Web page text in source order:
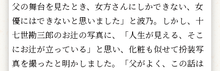
父の舞台を見たとき、女方さんにしかできない、女
優にはできないと思いました」と波乃。しかし、十
七世勘三郎のお辻の写真に、「人生が見える、そこ
にお辻が立っている」と思い、化粧も似せて扮装写
真を撮ったと明かしました。「父がよく、この話は